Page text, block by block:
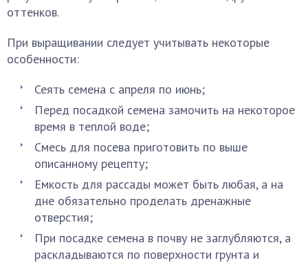
оттенков.
При выращивании следует учитывать некоторые
особенности:
Сеять семена с апреля по июнь;
Перед посадкой семена замочить на некоторое
время в теплой воде;
Смесь для посева приготовить по выше
описанному рецепту;
Емкость для рассады может быть любая, а на
дне обязательно проделать дренажные
отверстия;
При посадке семена в почву не заглубляются, а
раскладываются по поверхности грунта и